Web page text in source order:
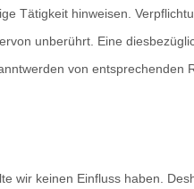
Tätigkeit hinweisen.
unberührt. Eine
von entsprechenden
wir keinen Einfluss haben.